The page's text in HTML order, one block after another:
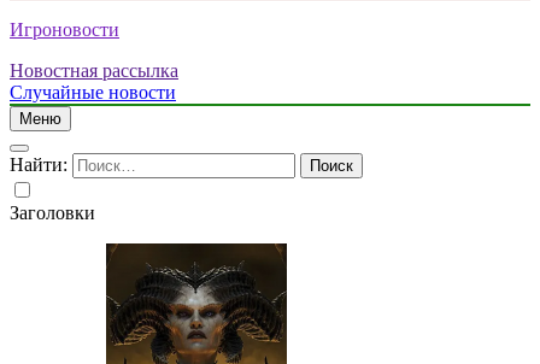
Игроновости
Новостная рассылка
Случайные новости
Меню
Найти:
Заголовки